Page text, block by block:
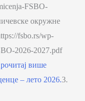
FSBO-
окружне
fsbo.rs/wp-
2026-2027.pdf
више
– лето 2026.3.